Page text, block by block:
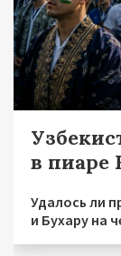
в пиаре
Удалось ли
и Бухару на